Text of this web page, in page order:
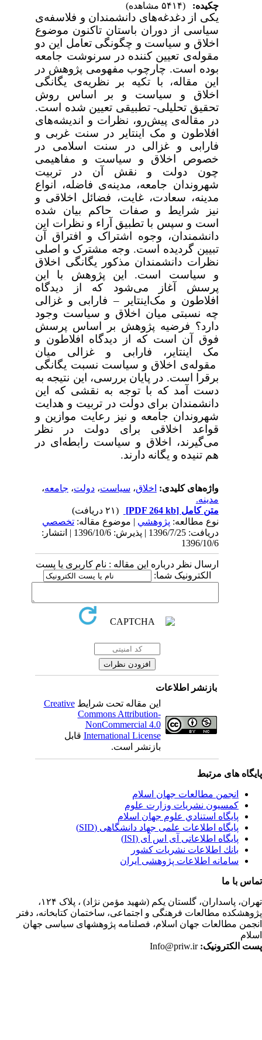
چکیده:
یکی از دغدغه‌های دانشمندان و فلاسفه‌ی
سیاسی از دوران باستان تاکنون موضوع
اخلاق و سیاست و چگونگی تعامل این دو
مقوله‌ی تعیین کننده در سرنوشت جامعه
بوده است. چارچوب مفهومی پژوهش در
این مقاله، با تکیه بر نظریه‌ی یگانگی
اخلاق و سیاست و بر اساس روش
تحقیق تحلیلی- تطبیقی تعیین شده است.
در مقاله‌ی پیش‌رو، نظرات و اندیشه‌های
افلاطون و مک اینتایر در سنت غربی و
فارابی و غزالی در سنت اسلامی در
خصوص اخلاق و سیاست و مفاهیمی
چون دولت و نقش آن در تربیت
شهروندان جامعه، مدینه‌ی فاضله، انواع
مدینه، سعادت، غایت، فضائل اخلاقی و
نیز شرایط و صفات حاکم بیان شده
است و سپس با تطبیق آراء و نظرات این
دانشمندان، وجوه اشتراک و افتراق آن
تبیین گردیده است. وجه مشترک و اصلی
نظرات دانشمندان مذکور یگانگی اخلاق
و سیاست است. این پژوهش با این
پرسش آغاز می‌شود که از دیدگاه
افلاطون و مک‌اینتایر
فارابی و غزالی
چه نسبتی میان اخلاق و سیاست وجود
دارد؟ فرضیه پژوهش بر اساس پرسش
فوق آن است که از دیدگاه افلاطون و
مک اینتایر، فارابی و غزالی میان
مقوله‌ی اخلاق و سیاست نسبت یگانگی
برقرا است. در پایان بررسی، این نتیجه به
دست آمد که با توجه به نقشی که این
دانشمندان برای دولت در تربیت و هدایت
شهروندان جامعه و نیز رعایت موازین و
قواعد اخلاقی برای دولت در نظر
می‌گیرند، اخلاق و سیاست رابطه‌‌ای در
‌هم تنیده و یگانه دارند.
واژه‌های کلیدی:اخلاق،سیاست،دولت،جامعه،
مدینه.
متن کامل[PDF 264 kb]
نوع مطالعه:پژوهشي| موضوع مقاله:تخصصي
دریافت: 1396/7/25 | پذیرش: 1396/10/6 | انتشار:
1396/10/6
ارسال نظر درباره این مقاله : نام کاربری یا پست
الکترونیک شما:
بازنشر اطلاعات
این مقاله تحت شرایطCreative
Commons Attribution-
NonCommercial 4.0
International Licenseقابل
بازنشر است.
های مرتبط
انجمن مطالعات جهان اسلام
کمسیون نشریات وزارت علوم
پايگاه استنادي علوم جهان اسلام
پایگاه اطلاعات علمی جهاد دانشگاهی (SID)
پایگاه اطلاعاتی آی اس آی (ISI)
بانك اطلاعات نشريات كشور
سامانه اطلاعات پژوهشی ایران
با ما
پاسداران، گلستان یکم (شهید مؤمن نژاد) ، پلاک ۱۲۴،
مطالعات فرهنگی و اجتماعی، ساختمان کتابخانه، دفتر
مطالعات جهان اسلام، فصلنامه پژوهشهای سیاسی جهان
الکترونیک:Info@priw.ir